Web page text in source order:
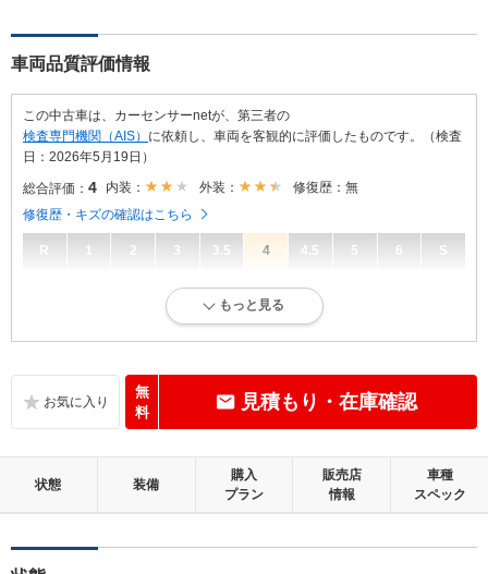
車両品質評価情報
この中古車は、カーセンサーnetが、第三者の
検査専門機関（AIS） に依頼し、車両を客観的に評価したものです。（検査
日：2026年5月19日）
総合評価： 4 内装： 外装：
修復歴：無
修復歴・キズの確認はこちら
R 1 2 3 3.5 4 4.5 5 6 S
内外装に目立たない多少のキズ、ヘコミが認められる状態です。
標準的に使用されていて、多少のコゲ、スレ、キズがあります。
修復歴：無
もっと見る
無
料
見積もり・在庫確認
状態 装備
購入
プラン
販売店
情報
車種
スペック